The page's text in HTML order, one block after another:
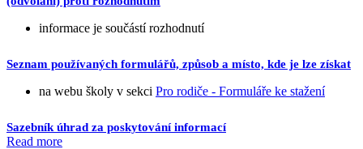
informace je součástí rozhodnutí
Seznam používaných formulářů, způsob a místo, kde je lze získat
na webu školy v sekci Pro rodiče - Formuláře ke stažení
Sazebník úhrad za poskytování informací
Read more